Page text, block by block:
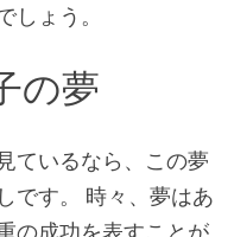
ょう。
の夢
ているなら、この夢
です。 時々、夢はあ